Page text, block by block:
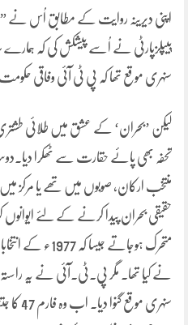
اپنی دیرینہ روایت کے مطابق اُس نے
پیپلزپارٹی نے اُسے پیشکش کی کہ ہمارے
سنہری موقع تھا کہ پی ٹی آئی وفاقی حکومت
لیکن ’بحران‘ کے عشق میں طلائی طشتری
تحفہ بھی پائے حقارت سے ٹھکرا
منتخب ارکان، صوبوں میں تھے یا مرکز
حقیقی بحران پیدا کرنے کے لئے ایوانوں
متحرک ہوجاتے جیسا کہ 1977ء کے انتخابات کے بعد
نے کیا تھا۔ مگر پی۔ٹی۔آئی نے یہ راستہ
سنہری